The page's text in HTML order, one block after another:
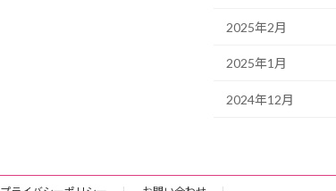
2025年2月
2025年1月
2024年12月